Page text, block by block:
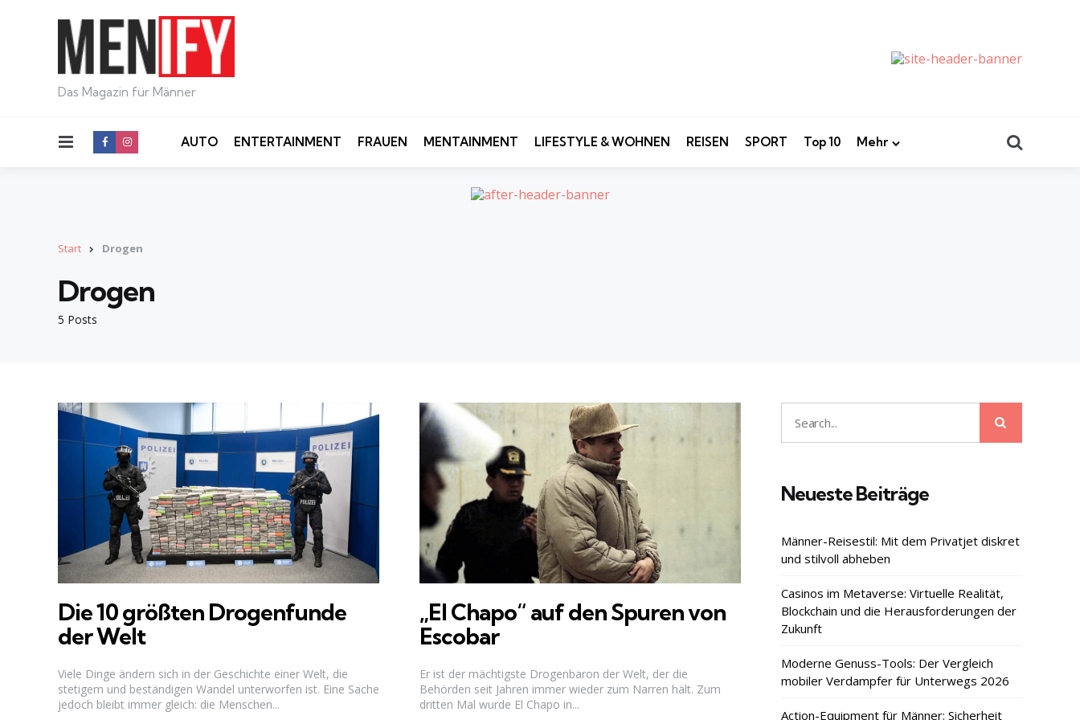
Das Magazin für Männer
Menu AUTO ENTERTAINMENT FRAUEN MENTAINMENT LIFESTYLE & WOHNEN REISEN SPORT Top 10 Mehr
Start Drogen
5 Posts
Drogen
Die 10 größten Drogenfunde
der Welt
Viele Dinge ändern sich in der Geschichte einer Welt, die
stetigem und beständigen Wandel unterworfen ist. Eine Sache
jedoch bleibt immer gleich: die Menschen...
„El Chapo“ auf den Spuren von
Escobar
Er ist der mächtigste Drogenbaron der Welt, der die
Behörden seit Jahren immer wieder zum Narren hält. Zum
dritten Mal wurde El Chapo in...
Search
for:
Neueste Beiträge
Männer-Reisestil: Mit dem Privatjet diskret
und stilvoll abheben
Casinos im Metaverse: Virtuelle Realität,
Blockchain und die Herausforderungen der
Zukunft
Moderne Genuss-Tools: Der Vergleich
mobiler Verdampfer für Unterwegs 2026
Action-Equipment für Männer: Sicherheit